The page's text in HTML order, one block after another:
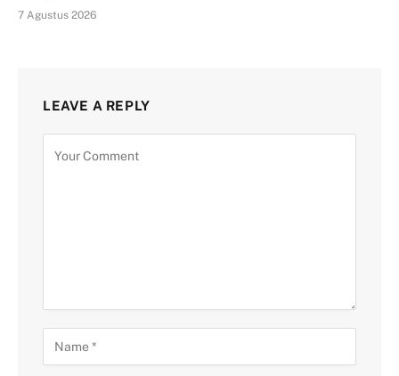
7 Agustus 2026
LEAVE A REPLY